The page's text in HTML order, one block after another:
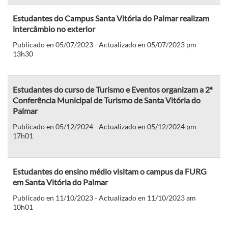
Estudantes do Campus Santa Vitória do Palmar realizam
intercâmbio no exterior
Publicado en 05/07/2023 - Actualizado en 05/07/2023 pm
13h30
Estudantes do curso de Turismo e Eventos organizam a 2ª
Conferência Municipal de Turismo de Santa Vitória do
Palmar
Publicado en 05/12/2024 - Actualizado en 05/12/2024 pm
17h01
Estudantes do ensino médio visitam o campus da FURG
em Santa Vitória do Palmar
Publicado en 11/10/2023 - Actualizado en 11/10/2023 am
10h01